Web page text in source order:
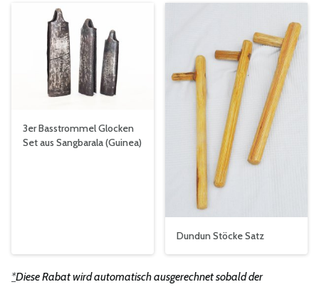
3er Basstrommel Glocken
Set aus Sangbarala (Guinea)
Dundun Stöcke Satz
*Diese Rabat wird automatisch ausgerechnet sobald der